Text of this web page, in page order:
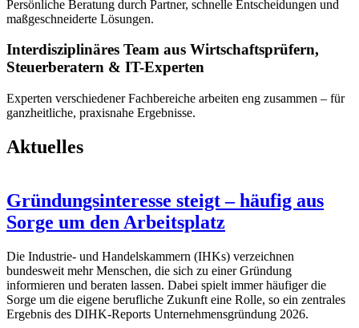
Persönliche Beratung durch Partner, schnelle Entscheidungen und
maßgeschneiderte Lösungen.
Interdisziplinäres Team aus Wirtschaftsprüfern,
Steuerberatern & IT-Experten
Experten verschiedener Fachbereiche arbeiten eng zusammen – für
ganzheitliche, praxisnahe Ergebnisse.
Aktuelles
Gründungsinteresse steigt – häufig aus
Sorge um den Arbeitsplatz
Die Industrie- und Handelskammern (IHKs) verzeichnen
bundesweit mehr Menschen, die sich zu einer Gründung
informieren und beraten lassen. Dabei spielt immer häufiger die
Sorge um die eigene berufliche Zukunft eine Rolle, so ein zentrales
Ergebnis des DIHK-Reports Unternehmensgründung 2026.